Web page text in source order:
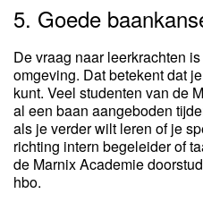
5. Goede
De vraag naar leerkrachten
omgeving. Dat betekent dat
kunt. Veel studenten van de
al een baan aangeboden
als je verder wilt leren of je
richting intern begeleider of
de Marnix Academie
hbo.